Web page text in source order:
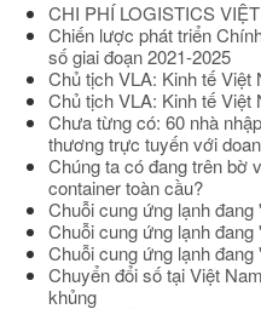
CHI PHÍ LOGISTICS
Chiến lược phát triển
số giai đoạn 2021-2025
Chủ tịch VLA: Kinh tế Việt
Chủ tịch VLA: Kinh tế Việt
Chưa từng có: 60 nhà
thương trực tuyến với
Chúng ta có đang trên bờ
container toàn cầu?
Chuỗi cung ứng lạnh
Chuỗi cung ứng lạnh
Chuỗi cung ứng lạnh
Chuyển đổi số tại Việt
khủng